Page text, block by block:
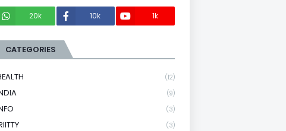
20k
10k 1k
CATEGORIES
(12)
(9)
(3)
(3)